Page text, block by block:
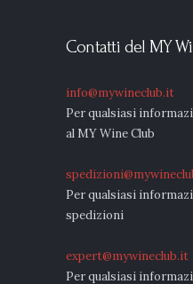
Contatti del MY
info@mywineclub.it
Per qualsiasi
al MY Wine Club
Per qualsiasi
spedizioni
expert@mywineclub.it
Per qualsiasi